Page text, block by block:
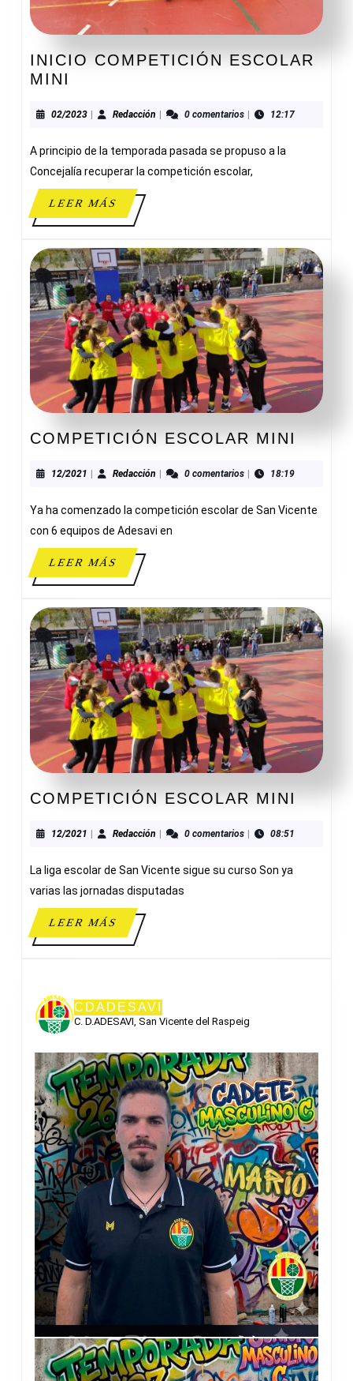
INICIO COMPETICIÓN ESCOLAR
MINI
ESCOLAR
02/202302/2023Redacción Redacción0 comentarios 12:17
A principio de la temporada pasada se propuso a la
Concejalía recuperar la competición escolar,
LEER MÁSLEER
MÁS
COMPETICIÓN ESCOLAR MINI
12/2021 12/2021Redacción Redacción0 comentarios 18:19
Ya ha comenzado la competición escolar de San Vicente
con 6 equipos de Adesavi en
LEER MÁSLEER
MÁS
COMPETICIÓN ESCOLAR MINI
12/2021 12/2021
| Redacción Redacción
| 0 comentarios | 08:51
La liga escolar de San Vicente sigue su curso Son ya
varias las jornadas disputadas
LEER MÁSLEER
MÁS
CDADESAVI
C. D.ADESAVI, San Vicente del Raspeig